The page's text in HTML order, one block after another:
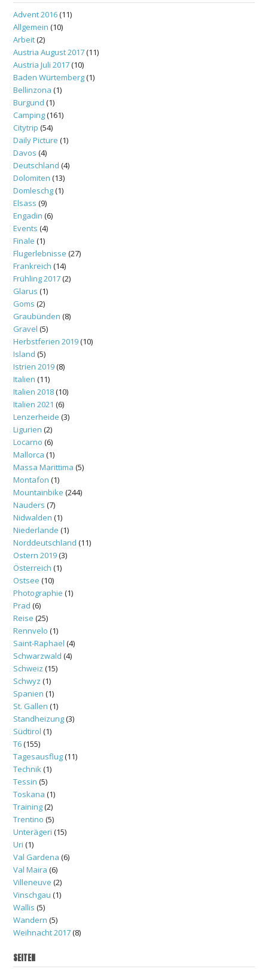
Advent 2016(11)
Allgemein (10)
Arbeit(2)
Austria August 2017(11)
Austria Juli 2017(10)
Baden Würtemberg(1)
Bellinzona (1)
Burgund (1)
Camping(161)
Citytrip (54)
Daily Picture (1)
Davos (4)
Deutschland (4)
Dolomiten (13)
Domleschg(1)
Elsass (9)
Engadin (6)
Events (4)
Finale (1)
Flugerlebnisse (27)
Frankreich (14)
Frühling 2017(2)
Glarus (1)
Goms (2)
Graubünden (8)
Gravel (5)
Herbstferien 2019(10)
Island (5)
Istrien 2019(8)
Italien (11)
Italien 2018(10)
Italien 2021 (6)
Lenzerheide (3)
Ligurien (2)
Locarno (6)
Mallorca (1)
Massa Marittima (5)
Montafon (1)
Mountainbike (244)
Nauders (7)
Nidwalden (1)
Niederlande (1)
Norddeutschland (11)
Ostern 2019(3)
Österreich (1)
Ostsee (10)
Photographie (1)
Prad (6)
Reise (25)
Rennvelo (1)
Saint-Raphael (4)
Schwarzwald (4)
Schweiz (15)
Schwyz (1)
Spanien (1)
St. Gallen (1)
Standheizung(3)
Südtirol (1)
T6(155)
Tagesausflug(11)
Technik (1)
Tessin (5)
Toskana (1)
Training(2)
Trentino (5)
Unterägeri (15)
Uri (1)
Val Gardena (6)
Val Maira (6)
Villeneuve (2)
Vinschgau (1)
Wallis (5)
Wandern (5)
Weihnacht 2017(8)
SEITEN